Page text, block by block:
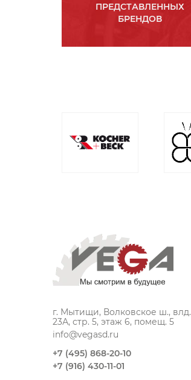
ПРЕДСТАВЛЕННЫХ
БРЕНДОВ
г. Мытищи, Волковское ш., влд.
23А, стр. 5, этаж 6, помещ. 5
info@vegasd.ru
+7 (495) 868-20-10
+7 (916) 430-11-01